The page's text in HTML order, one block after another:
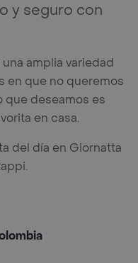
y seguro con
amplia variedad
en que no queremos
que deseamos es
en casa.
del día en Giornatta